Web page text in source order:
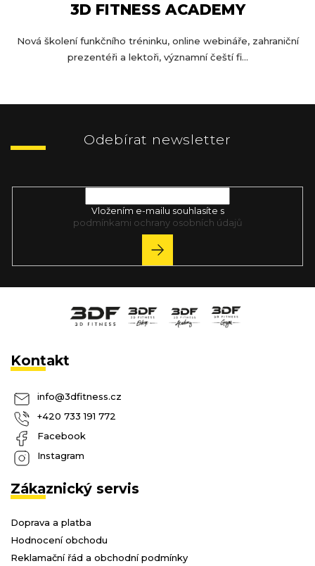
3D FITNESS ACADEMY
Nová školení funkčního tréninku, online webináře, zahraniční
prezentéři a lektoři, významní čeští fi...
Z
Odebírat newsletter
Vložením e-mailu souhlasíte s
podmínkami ochrany osobních údajů
PŘIHLÁSIT
SE
Kontakt
info@3dfitness.cz
+420 733 191 772
Facebook
Instagram
Zákaznický servis
Doprava a platba
Hodnocení obchodu
Reklamační řád a obchodní podmínky